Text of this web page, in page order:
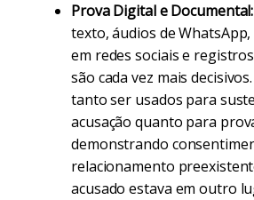
Prova Digital e Documental:
texto, áudios de
em redes sociais e
são cada vez mais
tanto ser usados para
acusação quanto para
demonstrando
relacionamento
acusado estava em outro